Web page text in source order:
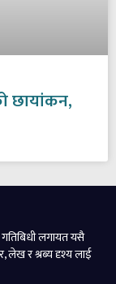
छायांकन,
लगायत यसै
लेख र श्रब्य दृश्य लाई